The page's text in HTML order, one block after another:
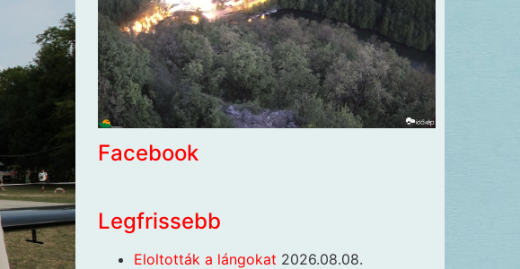
Facebook
Legfrissebb
Eloltották a lángokat 2026.08.08.